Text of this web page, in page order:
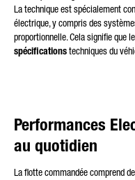
La technique est spécialement
électrique, y compris des
proportionnelle. Cela signifie que
spécificationstechniques du
Performances
au quotidien
La flotte commandée comprend